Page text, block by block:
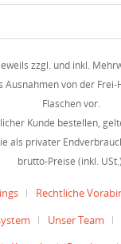
zzgl. und inkl.
von der
Flaschen vor.
Kunde bestellen,
als privater
brutto-Preise (inkl.
Rechtliche
Unser Team